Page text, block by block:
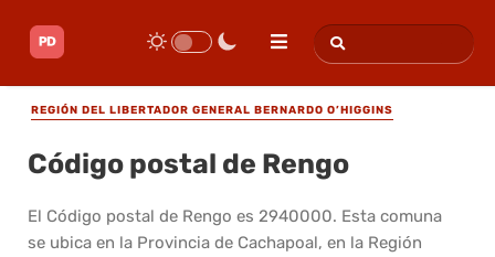
REGIÓN DEL LIBERTADOR GENERAL BERNARDO O’HIGGINS
Código postal de Rengo
El Código postal de Rengo es 2940000. Esta comuna
se ubica en la Provincia de Cachapoal, en la Región